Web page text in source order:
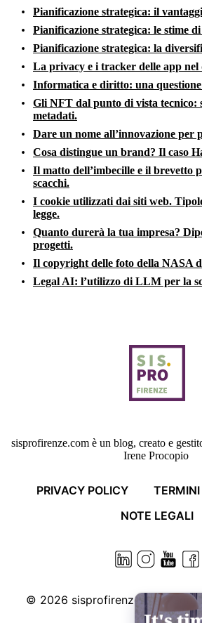
Pianificazione strategica: il
Pianificazione strategica: le stime
Pianificazione strategica: la
La privacy e i tracker delle app nel
Informatica e diritto: una
Gli NFT dal punto di vista tecnico:
metadati.
Dare un nome all’innovazione per
Cosa distingue un brand? Il caso
Il matto dell’imbecille e il brevetto
scacchi.
I cookie utilizzati dai siti web.
legge.
Quanto durerà la tua impresa?
progetti.
Il copyright delle foto della NASA
Legal AI: l’utilizzo di LLM per la
sisprofirenze.com è un blog, creato e
Irene Procopio
PRIVACY POLICY
NOTE LEGALI
© 2026 sisprofirenze.com.